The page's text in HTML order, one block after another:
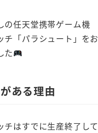
の任天堂携帯ゲーム機
チ「パラシュート」を
た
ある理由
はすでに生産終了して